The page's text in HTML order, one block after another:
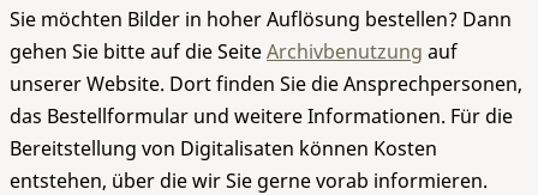
Sie möchten Bilder in hoher Auflösung bestellen? Dann
gehen Sie bitte auf die SeiteArchivbenutzung auf
unserer Website. Dort finden Sie die Ansprechpersonen,
das Bestellformular und weitere Informationen. Für die
Bereitstellung von Digitalisaten können Kosten
entstehen, über die wir Sie gerne vorab informieren.